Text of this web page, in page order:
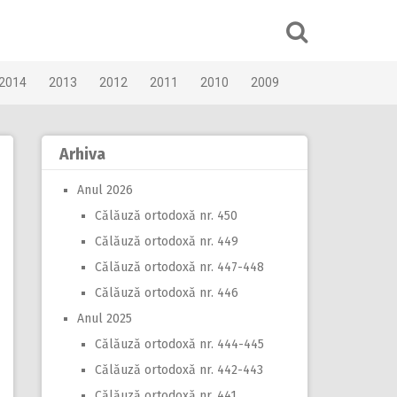
2013 2012 2011 2010 2009
Arhiva
Anul 2026
Călăuză ortodoxă nr. 450
Călăuză ortodoxă nr. 449
Călăuză ortodoxă nr. 447-448
Călăuză ortodoxă nr. 446
Anul 2025
Călăuză ortodoxă nr. 444-445
Călăuză ortodoxă nr. 442-443